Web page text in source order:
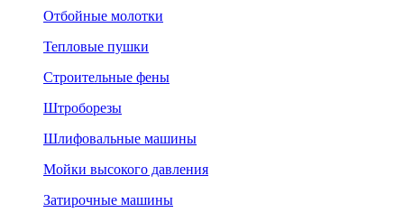
Отбойные молотки
Тепловые пушки
Строительные фены
Штроборезы
Шлифовальные машины
Мойки высокого давления
Затирочные машины